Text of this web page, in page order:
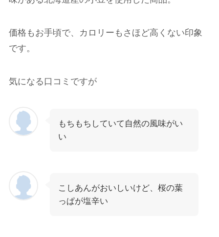
価格もお手頃で、カロリーもさほど高くない印象
です。
気になる口コミですが
もちもちしていて自然の風味がい
い
こしあんがおいしいけど、桜の葉
っぱが塩辛い